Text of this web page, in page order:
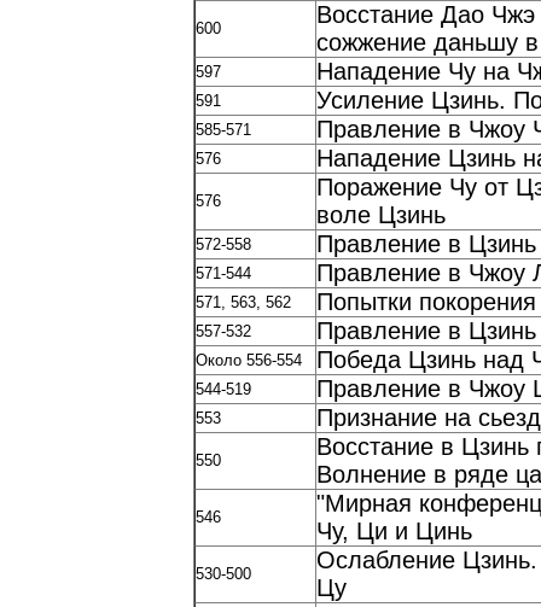
600
Восстание Дао
сожжение даньшу
597 Нападение Чу на
591 Усиление Цзинь.
585-571 Правление в Чжоу
576 Нападение Цзинь
576
Поражение Чу от
воле Цзинь
572-558 Правление в Цзинь
571-544 Правление в Чжоу
571, 563, 562 Попытки
557-532 Правление в Цзинь
Около 556-554 Победа Цзинь над
544-519 Правление в Чжоу
553 Признание на
550
Восстание в
Волнение в ряде
546
"Мирная
Чу, Ци и Цинь
530-500
Ослабление
Цу